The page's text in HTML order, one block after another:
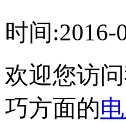
时间
欢迎您访
巧方面的